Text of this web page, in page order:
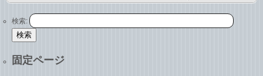
検索:
固定ページ